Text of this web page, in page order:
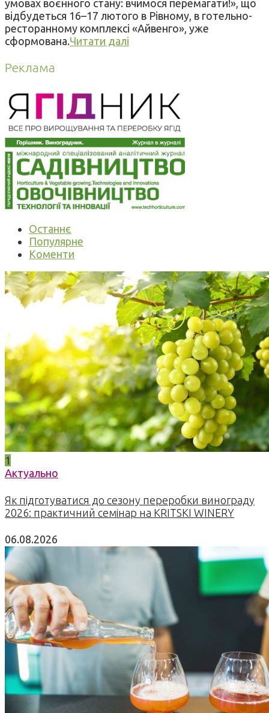
умовах воєнного стану: вчимося перемагати!», що
відбудеться 16–17 лютого в Рівному, в готельно-
ресторанному комплексі «Айвенго», уже
сформована.Читати далі
Реклама
Останнє
Популярне
Коменти
1
Актуально
Як підготуватися до сезону переробки винограду
2026: практичний семінар на KRITSKI WINERY
06.08.2026